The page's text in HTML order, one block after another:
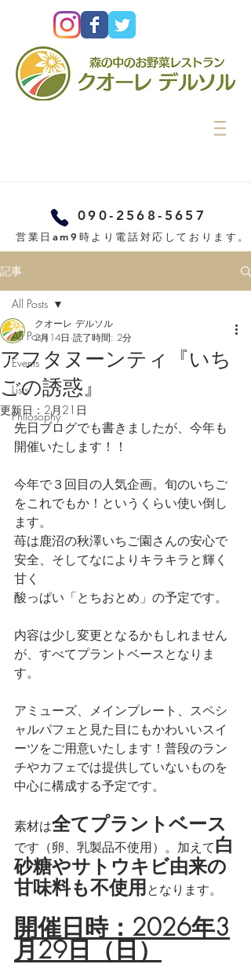
090-2568-5657
営業日am9時より電話対応しております。
記事
All Posts
Events
Lists
Philosophy
All Posts
アフタヌーンティ『いち
ごの誘惑』
クオーレ デルソル
2月14日 読了時間: 2分
更新日： 2月21日
先日ブログでも書きましたが、今年も
開催いたします！！
今年で３回目の人気企画。旬のいちご
をこれでもか！というくらい使い倒し
ます。
苺は鹿沼の秋澤いちご園さんの安心で
安全、そしてなによりキラキラと輝く
甘く
酸っぱい「とちおとめ」の予定です。
内容は少し変更となるかもしれません
が、すべてプラントベースとなりま
す。
アミューズ、メインプレート、スペシ
ャルパフェと見た目にもかわいいスイ
ーツをご用意いたします！普段のラン
チやカフェでは提供していないものを
中心に構成する予定です。
素材は全てプラントベース
です（卵、乳製品不使用）。加えて白
砂糖やサトウキビ由来の
甘味料も不使用となります。
開催日時：2026年3
月29日（日）